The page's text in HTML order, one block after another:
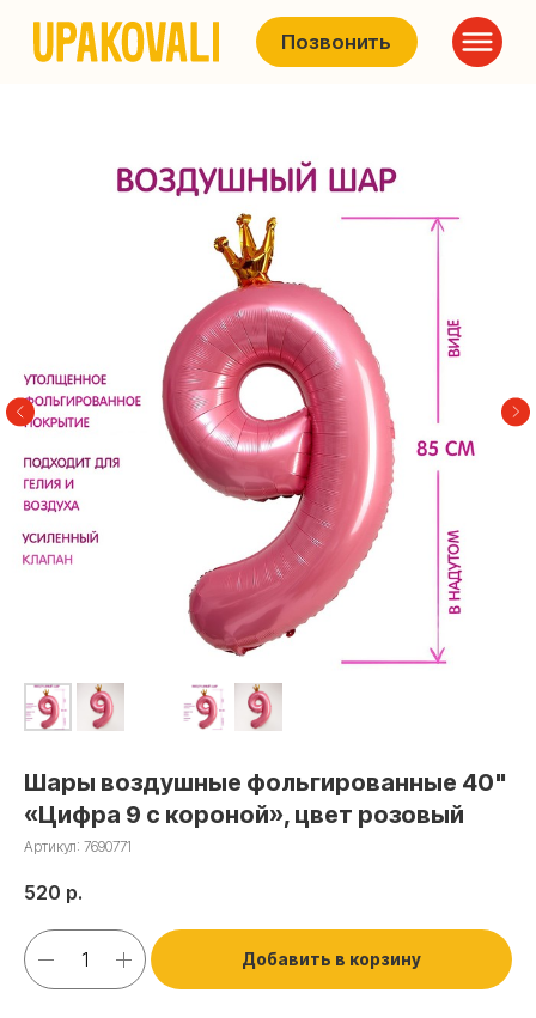
Позвонить
Шары воздушные фольгированные 40"
«Цифра 9 с короной», цвет розовый
Артикул: 7690771
520 р.
Добавить в корзину